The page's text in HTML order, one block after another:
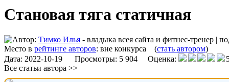
Становая тяга статичная
Автор: Тимко Илья - владыка всея сайта и фитнес-тренер |
Место в рейтинге авторов: вне конкурса (стать автором)
Дата: 2022-10-19 Просмотры: 5 904 Оценка:
Все статьи автора >>